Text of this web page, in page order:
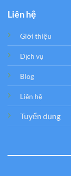
Liên hệ
Giới thiệu
Dịch vụ
Blog
Liên hệ
Tuyển dụng